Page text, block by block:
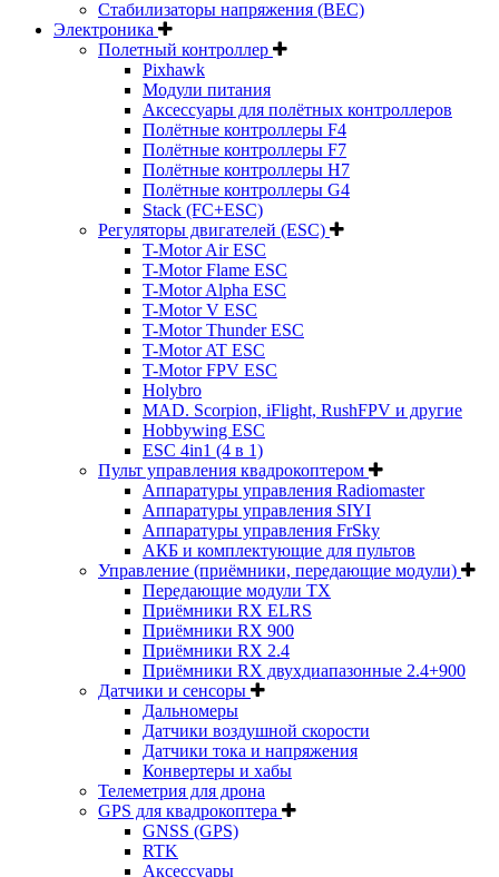
Стабилизаторы напряжения (BEC)
Электроника
Полетный контроллер
Pixhawk
Модули питания
Аксессуары для полётных контроллеров
Полётные контроллеры F4
Полётные контроллеры F7
Полётные контроллеры H7
Полётные контроллеры G4
Stack (FC+ESC)
Регуляторы двигателей (ESC)
T-Motor Air ESC
T-Motor Flame ESC
T-Motor Alpha ESC
T-Motor V ESC
T-Motor Thunder ESC
T-Motor AT ESC
T-Motor FPV ESC
Holybro
MAD. Scorpion, iFlight, RushFPV и другие
Hobbywing ESC
ESC 4in1 (4 в 1)
Пульт управления квадрокоптером
Аппаратуры управления Radiomaster
Аппаратуры управления SIYI
Аппаратуры управления FrSky
АКБ и комплектующие для пультов
Управление (приёмники, передающие модули)
Передающие модули TX
Приёмники RX ELRS
Приёмники RX 900
Приёмники RX 2.4
Приёмники RX двухдиапазонные 2.4+900
Датчики и сенсоры
Дальномеры
Датчики воздушной скорости
Датчики тока и напряжения
Конвертеры и хабы
Телеметрия для дрона
GPS для квадрокоптера
GNSS (GPS)
RTK
Аксессуары